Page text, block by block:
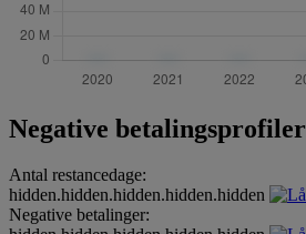
Negative betalingsprofiler
Antal restancedage:
hidden.hidden.hidden.hidden.hidden
Negative betalinger: